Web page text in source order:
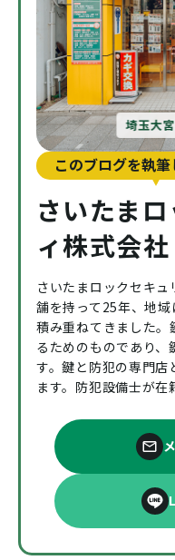
埼玉大
このブログを執
さいたま
ィ株式会社
さいたまロックセキ
舗を持って25年、地
積み重ねてきました
るためのものであり
す。鍵と防犯の専門店
ます。防犯設備士が在